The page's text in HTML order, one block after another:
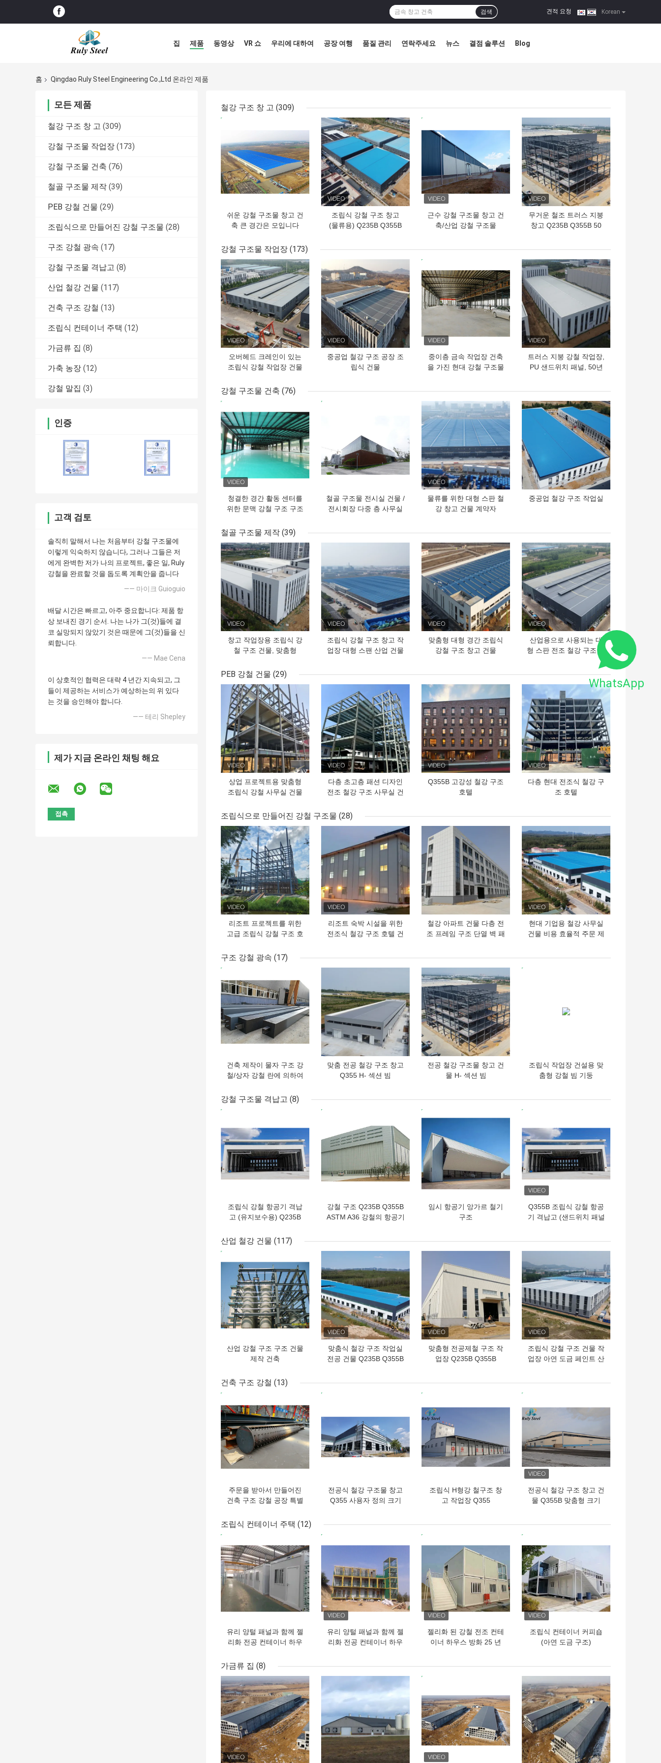
Korean
견적 요청 |
검색
집 제품 동영상 VR 쇼 우리에 대하여 공장 여행 품질 관리 연락주세요 뉴스 결점 솔루션 Blog
홈 Qingdao Ruly Steel Engineering Co.,Ltd 온라인 제품
모든 제품
철강 구조 창 고 (309)
강철 구조물 작업장 (173)
강철 구조물 건축 (76)
철골 구조물 제작 (39)
PEB 강철 건물 (29)
조립식으로 만들어진 강철 구조물 (28)
구조 강철 광속 (17)
강철 구조물 격납고 (8)
산업 철강 건물 (117)
건축 구조 강철 (13)
조립식 컨테이너 주택 (12)
가금류 집 (8)
가축 농장 (12)
강철 말집 (3)
인증
고객 검토
솔직히 말해서 나는 처음부터 강철 구조물에
이렇게 익숙하지 않습니다, 그러나 그들은 저
에게 완벽한 저가 나의 프로젝트, 좋은 일, Ruly
강철을 완료할 것을 돕도록 계획안을 줍니다
—— 마이크 Guioguio
배달 시간은 빠르고, 아주 중요합니다: 제품 항
상 보내진 경기 순서. 나는 나가 그(것)들에 결
코 실망되지 않았기 것은 때문에 그(것)들을 신
뢰합니다.
—— Mae Cena
이 상호적인 협력은 대략 4 년간 지속되고, 그
들이 제공하는 서비스가 예상하는의 위 있다
는 것을 승인해야 합니다.
—— 테리 Shepley
제가 지금 온라인 채팅 해요
철강 구조 창 고 (309)
쉬운 강철 구조물 창고 건
축 큰 경간은 모입니다
조립식 강철 구조 창고
(물류용) Q235B Q355B
최고의 가격
근수 강철 구조물 창고 건
축/산업 강철 구조물
무거운 철조 트러스 지붕
창고 Q235B Q355B 50
최고의 가격
강철 구조물 작업장 (173)
오버헤드 크레인이 있는
조립식 강철 작업장 건물
최고의 가격
중공업 철강 구조 공장 조
립식 건물
최고의 가격
중이층 금속 작업장 건축
을 가진 현대 강철 구조물
트러스 지붕 강철 작업장,
PU 샌드위치 패널, 50년
최고의 가격
강철 구조물 건축 (76)
청결한 경간 활동 센터를
위한 문맥 강철 구조 구조
철골 구조물 전시실 건물 /
전시회장 다중 층 사무실
물류를 위한 대형 스판 철
강 창고 건물 계약자
최고의 가격
중공업 철강 구조 작업실
최고의 가격
철골 구조물 제작 (39)
창고 작업장용 조립식 강
철 구조 건물, 맞춤형
최고의 가격
조립식 강철 구조 창고 작
업장 대형 스팬 산업 건물
맞춤형 대형 경간 조립식
강철 구조 창고 건물
최고의 가격
산업용으로 사용되는 대
형 스판 전조 철강 구조 건
최고의 가격
PEB 강철 건물 (29)
상업 프로젝트용 맞춤형
조립식 강철 사무실 건물
최고의 가격
다층 초고층 패션 디자인
전조 철강 구조 사무실 건
최고의 가격
Q355B 고강성 철강 구조
호텔
최고의 가격
다층 현대 전조식 철강 구
조 호텔
최고의 가격
조립식으로 만들어진 강철 구조물 (28)
리조트 프로젝트를 위한
고급 조립식 강철 구조 호
최고의 가격
리조트 숙박 시설을 위한
전조식 철강 구조 호텔 건
철강 아파트 건물 다층 전
조 프레임 구조 단열 벽 패
최고의 가격
현대 기업용 철강 사무실
건물 비용 효율적 주문 제
최고의 가격
구조 강철 광속 (17)
건축 제작이 물자 구조 강
철/상자 강철 란에 의하여
맞춤 전공 철강 구조 창고
Q355 H- 섹션 빔
전공 철강 구조물 창고 건
물 H- 섹션 빔
최고의 가격
조립식 작업장 건설용 맞
춤형 강철 빔 기둥
강철 구조물 격납고 (8)
조립식 강철 항공기 격납
고 (유지보수용) Q235B
강철 구조 Q235B Q355B
ASTM A36 강철의 항공기
임시 항공기 앙가르 철기
구조
Q355B 조립식 강철 항공
기 격납고 (샌드위치 패널
산업 철강 건물 (117)
산업 강철 구조 구조 건물
제작 건축
맞춤식 철강 구조 작업실
전공 건물 Q235B Q355B
맞춤형 전공제철 구조 작
업장 Q235B Q355B
조립식 강철 구조 건물 작
업장 아연 도금 페인트 산
건축 구조 강철 (13)
주문을 받아서 만들어진
건축 구조 강철 공장 특별
전공식 철강 구조물 창고
Q355 사용자 정의 크기
조립식 H형강 철구조 창
고 작업장 Q355
전공식 철강 구조 창고 건
물 Q355B 맞춤형 크기
조립식 컨테이너 주택 (12)
유리 양털 패널과 함께 젤
리화 전공 컨테이너 하우
유리 양털 패널과 함께 젤
리화 전공 컨테이너 하우
젤리화 된 강철 전조 컨테
이너 하우스 방화 25 년
조립식 컨테이너 커피숍
(아연 도금 구조)
가금류 집 (8)
최고의 가격 최고의 가격
WhatsApp